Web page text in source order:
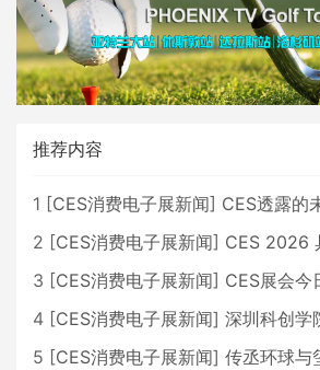
推荐内容
1 [CES消费电子展新闻] CES透露的未来：AI
2 [CES消费电子展新闻] CES 2026 具身智能
3 [CES消费电子展新闻] CES展会今日落幕 预
4 [CES消费电子展新闻] 深圳科创学院
5 [CES消费电子展新闻] 传丞环球与玺格和